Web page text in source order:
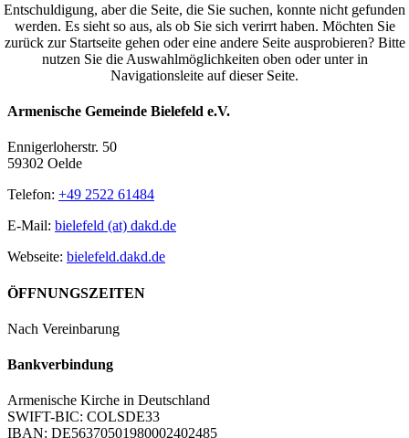
Entschuldigung, aber die Seite, die Sie suchen, konnte nicht gefunden
werden. Es sieht so aus, als ob Sie sich verirrt haben. Möchten Sie
zurück zur Startseite gehen oder eine andere Seite ausprobieren? Bitte
nutzen Sie die Auswahlmöglichkeiten oben oder unter in
Navigationsleite auf dieser Seite.
Armenische Gemeinde Bielefeld e.V.
Ennigerloherstr. 50
59302 Oelde
Telefon: +49 2522 61484
E-Mail: bielefeld (at) dakd.de
Webseite: bielefeld.dakd.de
ÖFFNUNGSZEITEN
Nach Vereinbarung
Bankverbindung
Armenische Kirche in Deutschland
SWIFT-BIC: COLSDE33
IBAN: DE56370501980002402485